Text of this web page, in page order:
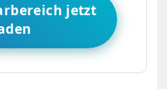
jetzt